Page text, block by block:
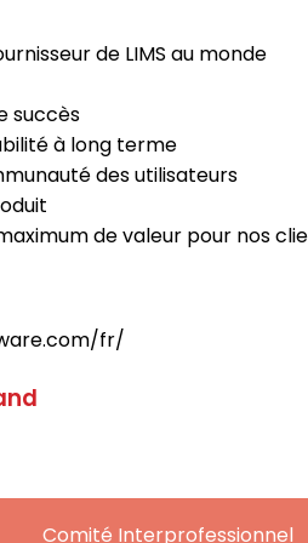
de LIMS au monde
succès
à long terme
des utilisateurs
de valeur pour nos
fr/
Comité Interprofessionnel